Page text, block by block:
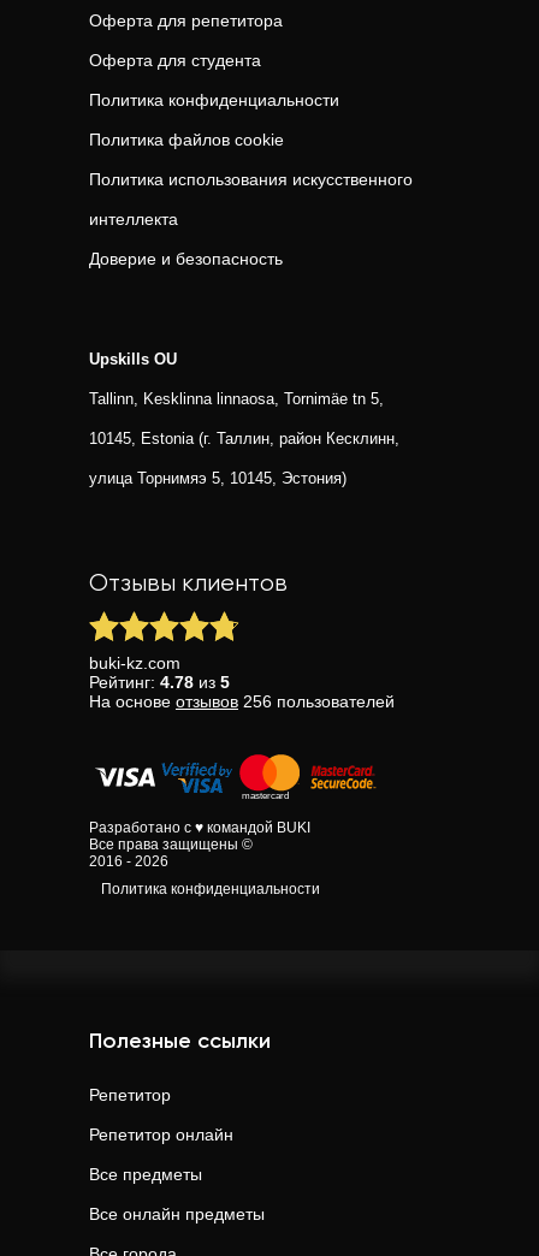
Оферта для репетитора
Оферта для студента
Политика конфиденциальности
Политика файлов cookie
Политика использования искусственного
интеллекта
Доверие и безопасность
Upskills OU
Tallinn, Kesklinna linnaosa, Tornimäe tn 5,
10145, Estonia (г. Таллин, район Кесклинн,
улица Торнимяэ 5, 10145, Эстония)
Отзывы клиентов
buki-kz.com
Рейтинг: 4.78 из 5
На основе отзывов 256 пользователей
Разработано с ♥ командой BUKI
Все права защищены ©
2016 - 2026
Политика конфиденциальности
Полезные ссылки
Репетитор
Репетитор онлайн
Все предметы
Все онлайн предметы